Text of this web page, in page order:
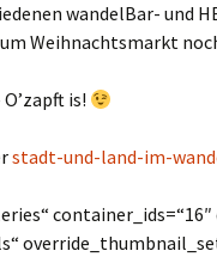
wandelBar- und
Weihnachtsmarkt
is!
stadt-und-land-im-